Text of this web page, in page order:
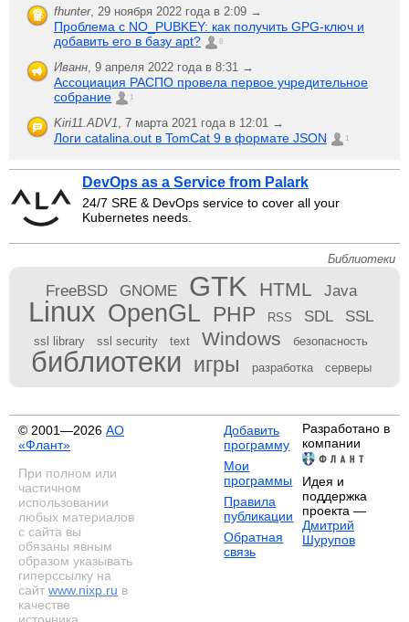
fhunter, 29 ноября 2022 года в 2:09 →
Проблема с NO_PUBKEY: как получить GPG-ключ и
добавить его в базу apt?
6
Иванн, 9 апреля 2022 года в 8:31 →
Ассоциация РАСПО провела первое учредительное
собрание
1
Kiri11.ADV1, 7 марта 2021 года в 12:01 →
Логи catalina.out в TomCat 9 в формате JSON 1
DevOps as a Service from Palark
24/7 SRE & DevOps service to cover all your
Kubernetes needs.
Библиотеки
FreeBSD GNOME GTK HTML Java
Linux OpenGL PHP RSS SDL SSL
ssl library ssl security text Windows безопасность
библиотеки игры разработка серверы
© 2001—2026 АО
«Флант»
При полном или
частичном
использовании
любых материалов
с сайта вы
обязаны явным
образом указывать
гиперссылку на
сайт www.nixp.ru в
качестве
Добавить
программу
Мои
программы
Правила
публикации
Обратная
связь
Разработано в
компании
Идея и
поддержка
проекта —
Дмитрий
Шурупов